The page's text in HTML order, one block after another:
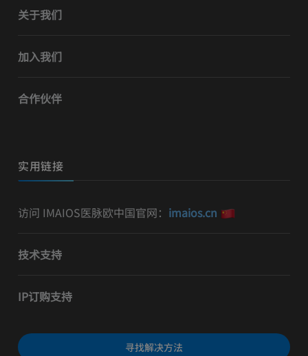
关于我们
加入我们
合作伙伴
实用链接
访问 IMAIOS医脉欧中国官网： imaios.cn
技术支持
IP订购支持
寻找解决方法